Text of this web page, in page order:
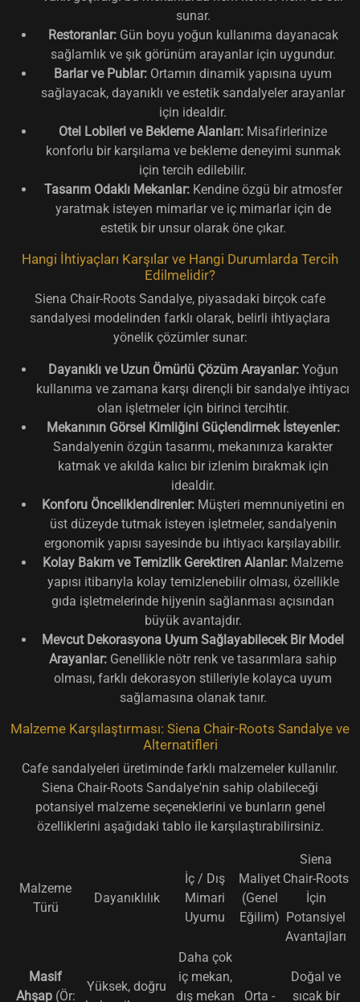
sunar.
Restoranlar:Gün boyu yoğun kullanıma dayanacak
sağlamlık ve şık görünüm arayanlar için uygundur.
Barlar ve Publar: Ortamın dinamik yapısına uyum
sağlayacak, dayanıklı ve estetik sandalyeler arayanlar
için idealdir.
Otel Lobileri ve Bekleme Alanları: Misafirlerinize
konforlu bir karşılama ve bekleme deneyimi sunmak
için tercih edilebilir.
Tasarım Odaklı Mekanlar:Kendine özgü bir atmosfer
yaratmak isteyen mimarlar ve iç mimarlar için de
estetik bir unsur olarak öne çıkar.
Hangi İhtiyaçları Karşılar ve Hangi Durumlarda Tercih
Edilmelidir?
Siena Chair-Roots Sandalye, piyasadaki birçok cafe
sandalyesi modelinden farklı olarak, belirli ihtiyaçlara
yönelik çözümler sunar:
Dayanıklı ve Uzun Ömürlü Çözüm Arayanlar:Yoğun
kullanıma ve zamana karşı dirençli bir sandalye ihtiyacı
olan işletmeler için birinci tercihtir.
Mekanının Görsel Kimliğini Güçlendirmek İsteyenler:
Sandalyenin özgün tasarımı, mekanınıza karakter
katmak ve akılda kalıcı bir izlenim bırakmak için
idealdir.
Konforu Önceliklendirenler:Müşteri memnuniyetini en
üst düzeyde tutmak isteyen işletmeler, sandalyenin
ergonomik yapısı sayesinde bu ihtiyacı karşılayabilir.
Kolay Bakım ve Temizlik Gerektiren Alanlar: Malzeme
yapısı itibarıyla kolay temizlenebilir olması, özellikle
gıda işletmelerinde hijyenin sağlanması açısından
büyük avantajdır.
Mevcut Dekorasyona Uyum Sağlayabilecek Bir Model
Arayanlar: Genellikle nötr renk ve tasarımlara sahip
olması, farklı dekorasyon stilleriyle kolayca uyum
sağlamasına olanak tanır.
Malzeme Karşılaştırması: Siena Chair-Roots Sandalye ve
Alternatifleri
Cafe sandalyeleri üretiminde farklı malzemeler kullanılır.
Siena Chair-Roots Sandalye'nin sahip olabileceği
potansiyel malzeme seçeneklerini ve bunların genel
özelliklerini aşağıdaki tablo ile karşılaştırabilirsiniz.
Malzeme
Türü
Dayanıklılık
İç / Dış
Mimari
Uyumu
Maliyet
(Genel
Eğilim)
Siena
Chair-Roots
İçin
Potansiyel
Avantajları
Masif
Ahşap(Ör:
Yüksek, doğru
Daha çok
iç mekan,
dış mekan
Orta -
Doğal ve
sıcak bir